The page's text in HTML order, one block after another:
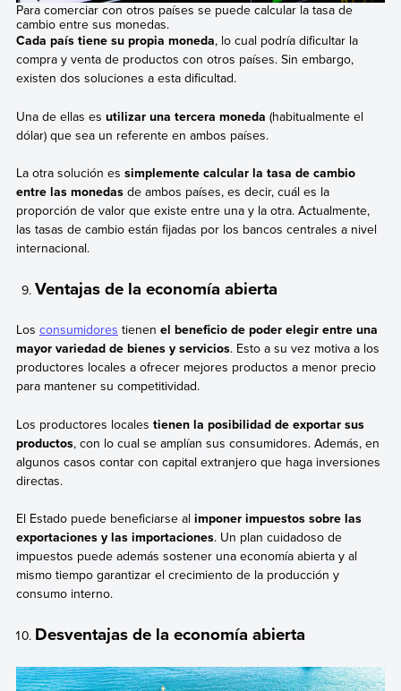
Para comerciar con otros países se puede calcular la tasa de
cambio entre sus monedas.
Cada país tiene su propia moneda, lo cual podría dificultar la
compra y venta de productos con otros países. Sin embargo,
existen dos soluciones a esta dificultad.
Una de ellas es utilizar una tercera moneda (habitualmente el
dólar) que sea un referente en ambos países.
La otra solución es simplemente calcular la tasa de cambio
entre las monedasde ambos países, es decir, cuál es la
proporción de valor que existe entre una y la otra. Actualmente,
las tasas de cambio están fijadas por los bancos centrales a nivel
internacional.
Ventajas de la economía abierta
Los consumidores tienen el beneficio de poder elegir entre una
mayor variedad de bienes y servicios. Esto a su vez motiva a los
productores locales a ofrecer mejores productos a menor precio
para mantener su competitividad.
Los productores locales tienen la posibilidad de exportar sus
productos, con lo cual se amplían sus consumidores. Además, en
algunos casos contar con capital extranjero que haga inversiones
directas.
El Estado puede beneficiarse al imponer impuestos sobre las
exportaciones y las importaciones. Un plan cuidadoso de
impuestos puede además sostener una economía abierta y al
mismo tiempo garantizar el crecimiento de la producción y
consumo interno.
Desventajas de la economía abierta